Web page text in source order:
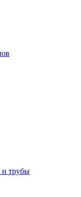
и трубы